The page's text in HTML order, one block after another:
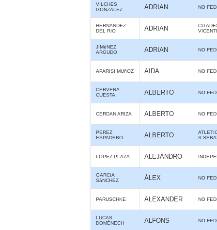
VILCHES
GONZALEZ
ADRIAN NO
HERNANDEZ
DEL RIO
ADRIAN
CD
JIMéNEZ
ARGUDO
ADRIAN NO
APARISI MUñOZ AIDA NO
CERVERA
CUESTA
ALBERTO NO
CERDAN ARIZA ALBERTO NO
PEREZ
ESPADERO
ALBERTO
LOPEZ PLAZA ALEJANDRO
GARCíA
SáNCHEZ
ÁLEX NO
PARUSCHKE ALEXANDER NO
LUCAS
DOMÈNECH
ALFONS NO